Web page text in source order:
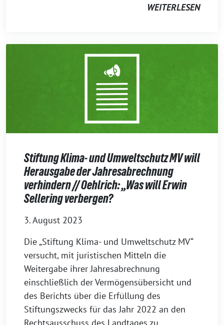
WEITERLESEN
Stiftung Klima- und Umweltschutz MV will
Herausgabe der Jahresabrechnung
verhindern // Oehlrich: „Was will Erwin
Sellering verbergen?
3. August 2023
Die „Stiftung Klima- und Umweltschutz MV“
versucht, mit juristischen Mitteln die
Weitergabe ihrer Jahresabrechnung
einschließlich der Vermögensübersicht und
des Berichts über die Erfüllung des
Stiftungszwecks für das Jahr 2022 an den